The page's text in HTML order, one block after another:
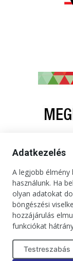
Kapcsolat
Adatkezelés
A legjobb
használunk. Ha
olyan adatokat
böngészési
hozzájárulás
funkciókat
Testreszabás